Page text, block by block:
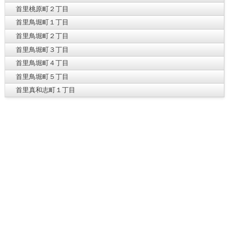
首里桃原町２丁目
首里鳥堀町１丁目
首里鳥堀町２丁目
首里鳥堀町３丁目
首里鳥堀町４丁目
首里鳥堀町５丁目
首里真和志町１丁目